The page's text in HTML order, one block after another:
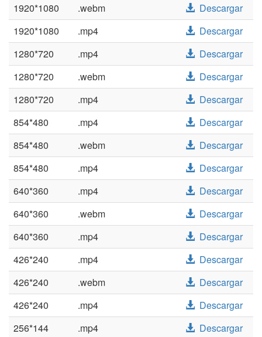
1920*1080
.webm
Descargar
1920*1080
.mp4
Descargar
1280*720
.mp4
Descargar
1280*720
.webm
Descargar
1280*720
.mp4
Descargar
854*480
.mp4
Descargar
854*480
.webm
Descargar
854*480
.mp4
Descargar
640*360
.mp4
Descargar
640*360
.webm
Descargar
640*360
.mp4
Descargar
426*240
.mp4
Descargar
426*240
.webm
Descargar
426*240
.mp4
Descargar
256*144
.mp4
Descargar